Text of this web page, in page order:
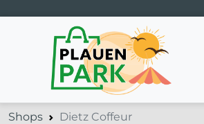
Hauptnavigation
Shops Dietz Coffeur